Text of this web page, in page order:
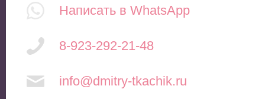
Написать в WhatsApp
8-923-292-21-48
info@dmitry-tkachik.ru